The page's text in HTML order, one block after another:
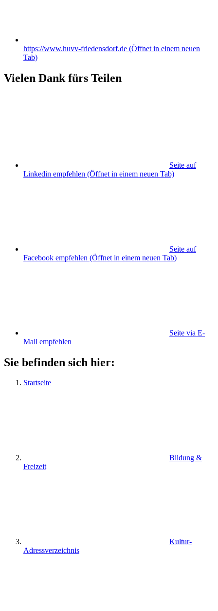
https://www.huvv-friedensdorf.de (Öffnet in einem neuen
Tab)
Vielen Dank fürs Teilen
Seite auf
Linkedin empfehlen (Öffnet in einem neuen Tab)
Seite auf
Facebook empfehlen (Öffnet in einem neuen Tab)
Seite via E-
Mail empfehlen
Sie befinden sich hier:
Startseite
Bildung &
Freizeit
Kultur-
Adressverzeichnis